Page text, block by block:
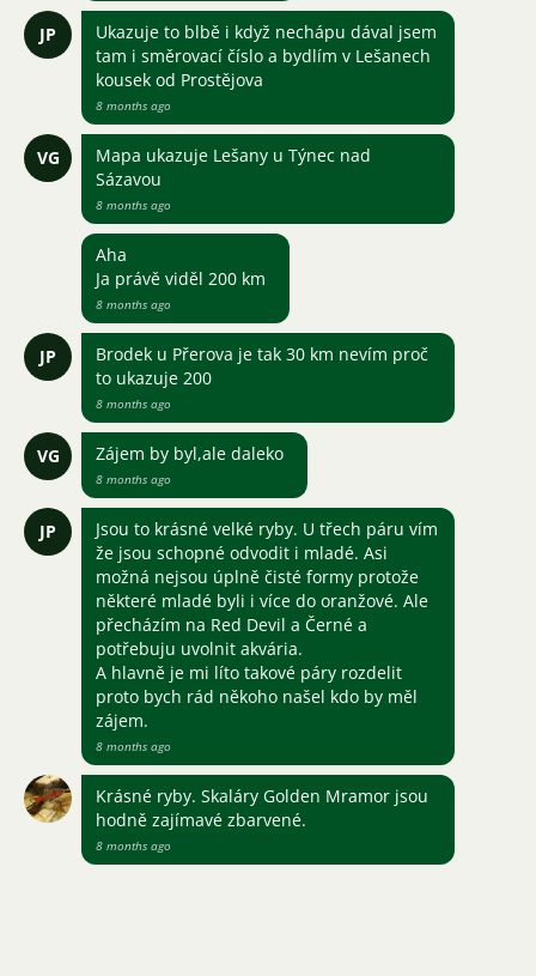
JP
Ukazuje to blbě i když nechápu dával jsem
tam i směrovací číslo a bydlím v Lešanech
kousek od Prostějova
8 months ago
VG
Mapa ukazuje Lešany u Týnec nad
Sázavou
8 months ago
Aha
Ja právě viděl 200 km
8 months ago
JP
Brodek u Přerova je tak 30 km nevím proč
to ukazuje 200
8 months ago
VG Zájem by byl,ale daleko
8 months ago
JP
Jsou to krásné velké ryby. U třech páru vím
že jsou schopné odvodit i mladé. Asi
možná nejsou úplně čisté formy protože
některé mladé byli i více do oranžové. Ale
přecházím na Red Devil a Černé a
potřebuju uvolnit akvária.
A hlavně je mi líto takové páry rozdelit
proto bych rád někoho našel kdo by měl
zájem.
8 months ago
Krásné ryby. Skaláry Golden Mramor jsou
hodně zajímavé zbarvené.
8 months ago